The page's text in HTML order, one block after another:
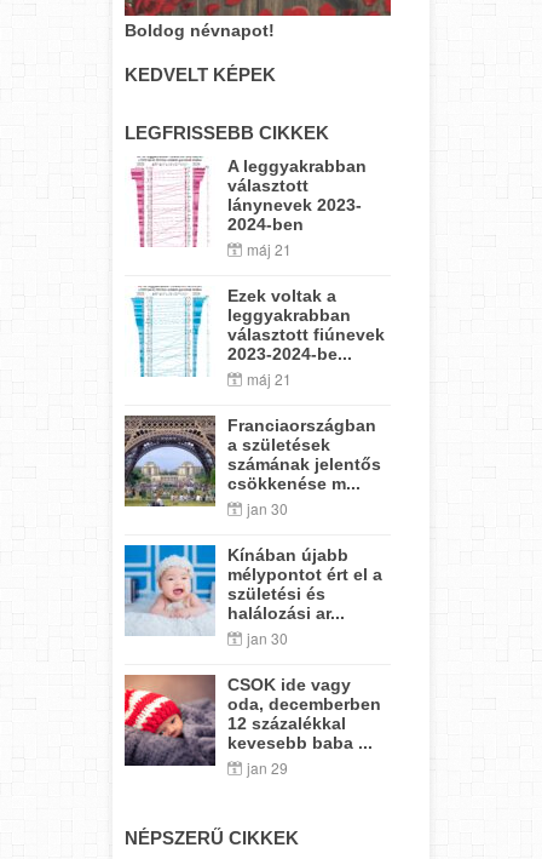
Boldog névnapot!
KEDVELT KÉPEK
LEGFRISSEBB CIKKEK
A leggyakrabban
választott
lánynevek 2023-
2024-ben
máj 21
Ezek voltak a
leggyakrabban
választott fiúnevek
2023-2024-be...
máj 21
Franciaországban
a születések
számának jelentős
csökkenése m...
jan 30
Kínában újabb
mélypontot ért el a
születési és
halálozási ar...
jan 30
CSOK ide vagy
oda, decemberben
12 százalékkal
kevesebb baba ...
jan 29
NÉPSZERŰ CIKKEK